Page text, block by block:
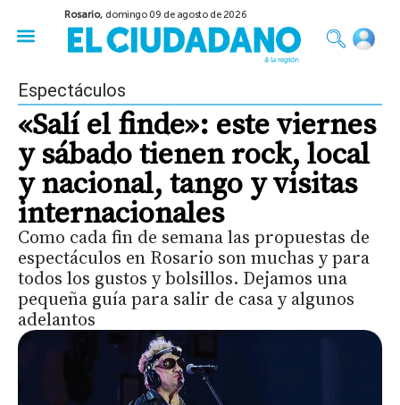
Rosario, domingo 09 de agosto de 2026
Espectáculos
«Salí el finde»: este viernes
y sábado tienen rock, local
y nacional, tango y visitas
internacionales
Como cada fin de semana las propuestas de
espectáculos en Rosario son muchas y para
todos los gustos y bolsillos. Dejamos una
pequeña guía para salir de casa y algunos
adelantos